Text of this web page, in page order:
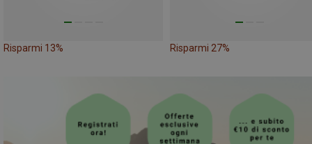
Risparmi 13% Risparmi 27%